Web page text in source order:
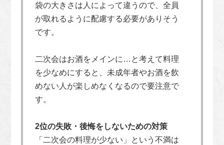
袋の大きさは人によって違うので、全員
が取れるように配慮する必要がありそう
です。
二次会はお酒をメインに…と考えて料理
を少なめにすると、未成年者やお酒を飲
めない人が楽しめなくなるので要注意で
す。
2位の失敗・後悔をしないための対策
「二次会の料理が少ない」という不満は